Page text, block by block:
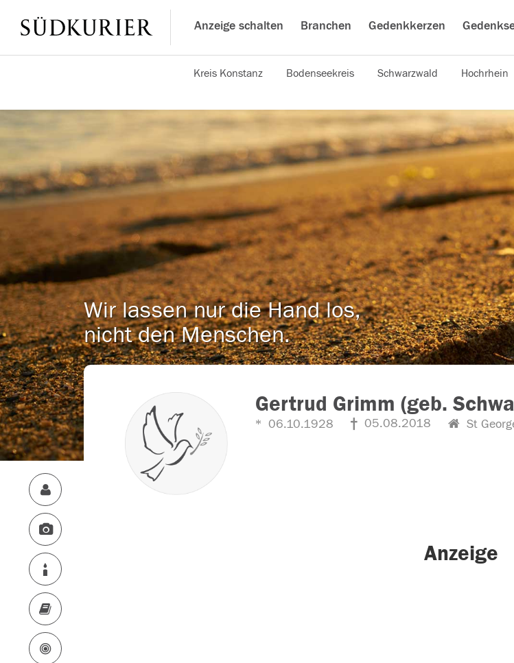
Anzeige schalten Branchen Gedenkkerzen
Kreis Konstanz Bodenseekreis Schwarzwald Hochrhein
Wir lassen nur die Hand los,
nicht den Menschen.
Gertrud Grimm (geb.
06.10.1928 05.08.2018 St
Anzeige